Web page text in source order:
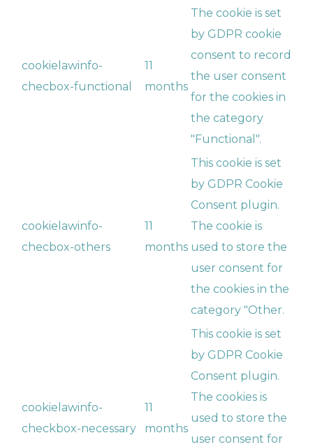
cookielawinfo-
checbox-functional
11
months
The cookie is set
by GDPR cookie
consent to record
the user consent
for the cookies in
the category
"Functional".
cookielawinfo-
checbox-others
11
months
This cookie is set
by GDPR Cookie
Consent plugin.
The cookie is
used to store the
user consent for
the cookies in the
category "Other.
cookielawinfo-
checkbox-necessary
11
months
This cookie is set
by GDPR Cookie
Consent plugin.
The cookies is
used to store the
user consent for